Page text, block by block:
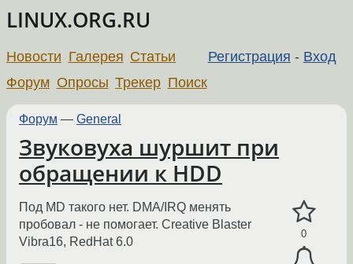
LINUX.ORG.RU
Регистрация - Вход
Новости Галерея Статьи
Форум Опросы Трекер Поиск
Форум — General
Звуковуха шуршит при
обращении к HDD
0
Под MD такого нет. DMA/IRQ менять
пробовал - не помогает. Creative Blaster
Vibra16, RedHat 6.0